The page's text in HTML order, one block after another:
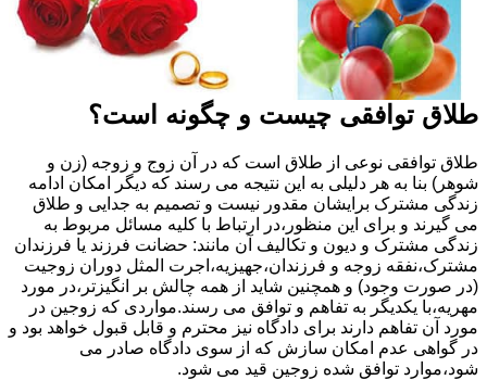
طلاق توافقی چیست و چگونه است؟
طلاق توافقی نوعی از طلاق است که در آن زوج و زوجه (زن و
شوهر) بنا به هر دلیلی به این نتیجه می رسند که دیگر امکان ادامه
زندگی مشترک برایشان مقدور نیست و تصمیم به جدایی و طلاق
می گیرند و برای این منظور،در ارتباط با کلیه مسائل مربوط به
زندگی مشترک و دیون و تکالیف آن مانند: حضانت فرزند یا فرزندان
مشترک،نفقه زوجه و فرزندان،جهیزیه،اجرت المثل دوران زوجیت
(در صورت وجود) و همچنین شاید از همه چالش بر انگیزتر،در مورد
مهریه،با یکدیگر به تفاهم و توافق می رسند.مواردی که زوجین در
مورد آن تفاهم دارند برای دادگاه نیز محترم و قابل قبول خواهد بود و
در گواهی عدم امکان سازش که از سوی دادگاه صادر می
شود،موارد توافق شده زوجین قید می شود.